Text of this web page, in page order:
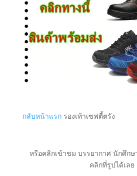
กลับหน้าแรกรองเท้าเซฟตี้ตรัง
หรือคลิกเข้าชม บรรยากาศ นักศึกษ
คลิกที่รูปได้เลย